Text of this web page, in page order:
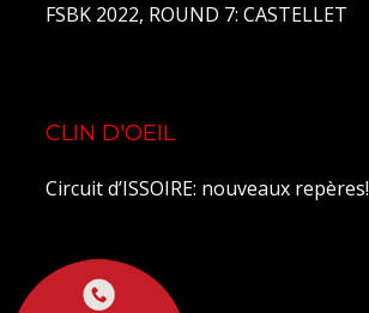
FSBK 2022, ROUND 7: CASTELLET
CLIN D'OEIL
Circuit d’ISSOIRE: nouveaux repères!